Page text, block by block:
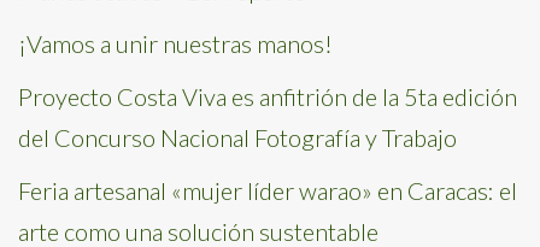
¡Vamos a unir nuestras manos!
Proyecto Costa Viva es anfitrión de la 5ta edición
del Concurso Nacional Fotografía y Trabajo
Feria artesanal «mujer líder warao» en Caracas: el
arte como una solución sustentable